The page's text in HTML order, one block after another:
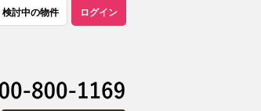
検討中の物件 ログイン